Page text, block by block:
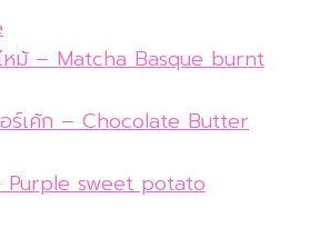
หม้ – Matcha Basque burnt
ร์เค้ก – Chocolate Butter
Purple sweet potato